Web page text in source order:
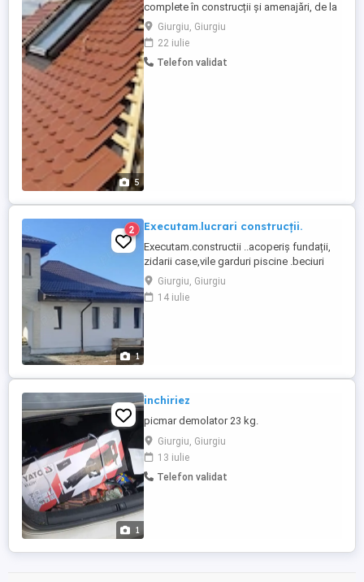
5
complete în construcții și amenajări, de la
fundație până la cheie, garantând calitate,
profesionalism și respectarea termenelor
limită. Ne deplasăm pentru constatări și
măsurători! Serviciile Noastre: 1.
Giurgiu, Giurgiu
22 iulie
Telefon validat
1
2 Executam.lucrari construcții.
Executam.constructii ..acoperiș fundații,
zidarii case,vile garduri piscine .beciuri
etc!!Giurgiu, Giurgiu
14 iulie
1
inchiriez
picmar demolator 23 kg.
Giurgiu, Giurgiu
13 iulie
Telefon validat